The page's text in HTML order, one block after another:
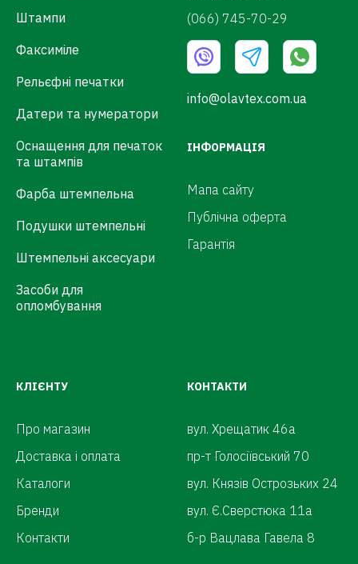
Штампи
Факсиміле
Рельєфні печатки
Датери та нумератори
Оснащення для печаток
та штампів
Фарба штемпельна
Подушки штемпельні
Штемпельні аксесуари
Засоби для
опломбування
(066) 745-70-29
info@olavtex.com.ua
ІНФОРМАЦІЯ
Мапа сайту
Публічна оферта
Гарантія
КЛІЄНТУ
Про магазин
Доставка і оплата
Каталоги
Бренди
Контакти
КОНТАКТИ
вул. Хрещатик 46а
пр-т Голосіївський 70
вул. Князів Острозьких 24
вул. Є.Сверстюка 11а
б-р Вацлава Гавела 8